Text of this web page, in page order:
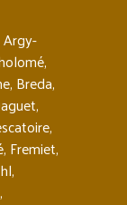
Argy-
,
, Breda,
,
,
, Fremiet,
,
,